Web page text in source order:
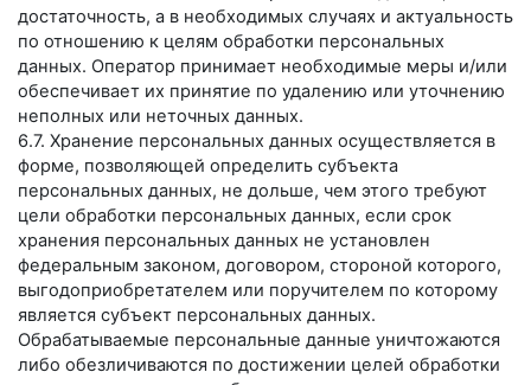
достаточность, а в необходимых случаях и актуальность
по отношению к целям обработки персональных
данных. Оператор принимает необходимые меры и/или
обеспечивает их принятие по удалению или уточнению
неполных или неточных данных.
6.7. Хранение персональных данных осуществляется в
форме, позволяющей определить субъекта
персональных данных, не дольше, чем этого требуют
цели обработки персональных данных, если срок
хранения персональных данных не установлен
федеральным законом, договором, стороной которого,
выгодоприобретателем или поручителем по которому
является субъект персональных данных.
Обрабатываемые персональные данные уничтожаются
либо обезличиваются по достижении целей обработки